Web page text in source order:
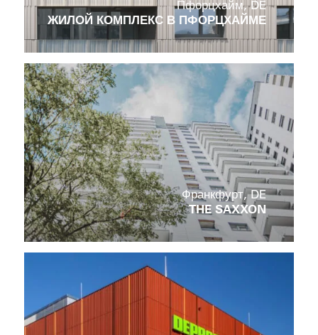
Пфорцхайм, DE
ЖИЛОЙ КОМПЛЕКС В ПФОРЦХАЙМЕ
Франкфурт, DE
THE SAXXON